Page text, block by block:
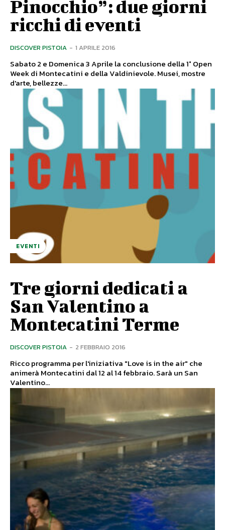
Pinocchio”: due giorni
ricchi di eventi
DISCOVER PISTOIA - 1 APRILE 2016
Sabato 2 e Domenica 3 Aprile la conclusione della 1° Open
Week di Montecatini e della Valdinievole. Musei, mostre
d'arte, bellezze...
EVENTI
Tre giorni dedicati a
San Valentino a
Montecatini Terme
DISCOVER PISTOIA - 2 FEBBRAIO 2016
Ricco programma per l'iniziativa "Love is in the air" che
animerà Montecatini dal 12 al 14 febbraio. Sarà un San
Valentino...